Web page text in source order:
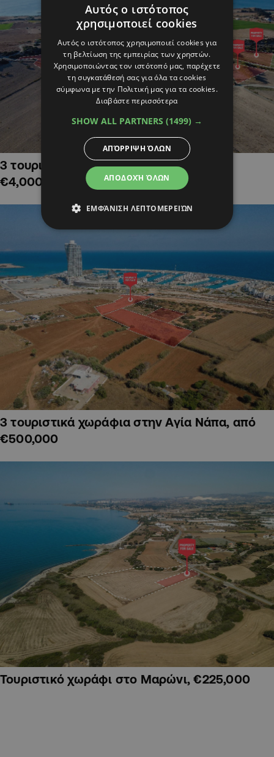
3 τουριστικά χωράφια στην Αλαμινό,
€4,000,000
3 τουριστικά χωράφια στην Αγία Νάπα, από
€500,000
Τουριστικό χωράφι στο Μαρώνι, €225,000
Αυτός ο ιστότοπος
χρησιμοποιεί cookies
Αυτός ο ιστότοπος χρησιμοποιεί cookies για
τη βελτίωση της εμπειρίας των χρηστών.
Χρησιμοποιώντας τον ιστότοπό μας, παρέχετε
τη συγκατάθεσή σας για όλα τα cookies
σύμφωνα με την Πολιτική μας για τα cookies.
Διαβάστε περισσότερα
SHOW ALL PARTNERS (1499) →
ΑΠΟΔΟΧΉ ΌΛΩΝ
ΑΠΌΡΡΙΨΗ ΌΛΩΝ
ΕΜΦΆΝΙΣΗ ΛΕΠΤΟΜΕΡΕΙΏΝ